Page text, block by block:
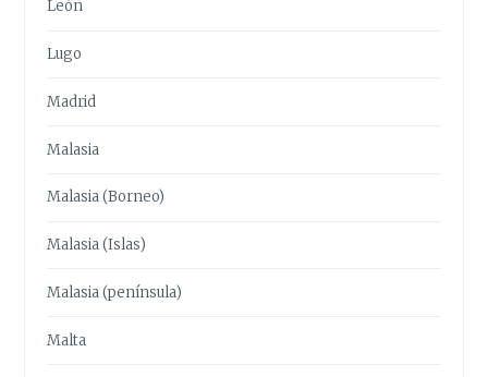
León
Lugo
Madrid
Malasia
Malasia (Borneo)
Malasia (Islas)
Malasia (península)
Malta